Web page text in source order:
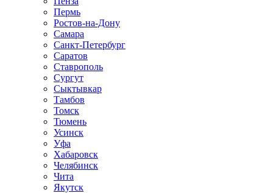
Пермь
Ростов-на-Дону
Самара
Санкт-Петербург
Саратов
Ставрополь
Сургут
Сыктывкар
Тамбов
Томск
Тюмень
Усинск
Уфа
Хабаровск
Челябинск
Чита
Якутск